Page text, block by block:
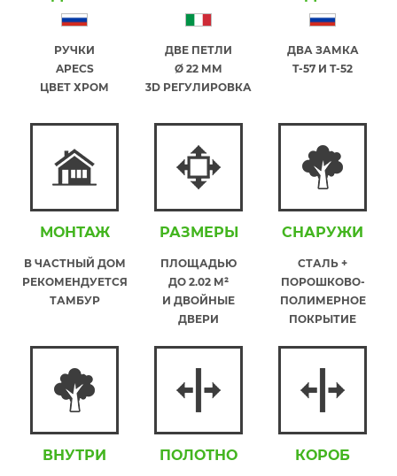
РУЧКИ
APECS
ЦВЕТ ХРОМ
ДВЕ ПЕТЛИ
Ø 22 ММ
3D РЕГУЛИРОВКА
ДВА ЗАМКА
T-57 И T-52
МОНТАЖ
В ЧАСТНЫЙ ДОМ
РЕКОМЕНДУЕТСЯ
ТАМБУР
РАЗМЕРЫ
ПЛОЩАДЬЮ
ДО 2.02 М²
И ДВОЙНЫЕ
ДВЕРИ
СНАРУЖИ
СТАЛЬ +
ПОРОШКОВО-
ПОЛИМЕРНОЕ
ПОКРЫТИЕ
ВНУТРИ ПОЛОТНО КОРОБ